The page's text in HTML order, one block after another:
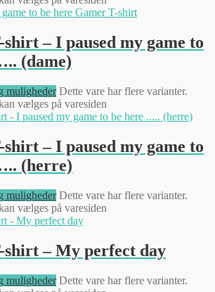
– I paused my game to
(dame)
muligheder Dette vare har flere varianter.
vælges på varesiden
– I paused my game to
(herre)
muligheder Dette vare har flere varianter.
vælges på varesiden
shirt – My perfect day
muligheder Dette vare har flere varianter.